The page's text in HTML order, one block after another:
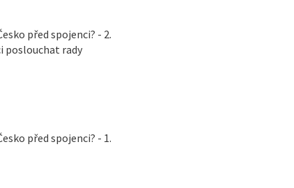
před spojenci? - 2.
poslouchat rady
před spojenci? - 1.